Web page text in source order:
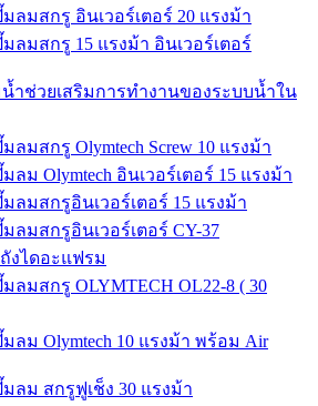
ลมสกรู อินเวอร์เตอร์ 20 แรงม้า
ลมสกรู 15 แรงม้า อินเวอร์เตอร์
ำช่วยเสริมการทำงานของระบบน้ำใน
ลมสกรู Olymtech Screw 10 แรงม้า
ลม Olymtech อินเวอร์เตอร์ 15 แรงม้า
ลมสกรูอินเวอร์เตอร์ 15 แรงม้า
ลมสกรูอินเวอร์เตอร์ CY-37
งไดอะแฟรม
ลมสกรู OLYMTECH OL22-8 ( 30
ลม Olymtech 10 แรงม้า พร้อม Air
ลม สกรูฟูเช็ง 30 แรงม้า